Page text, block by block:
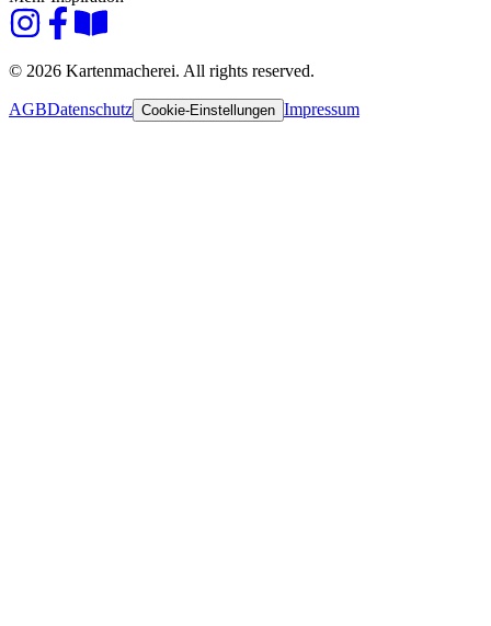
© 2026 Kartenmacherei. All rights reserved.
AGBDatenschutz Cookie-Einstellungen Impressum